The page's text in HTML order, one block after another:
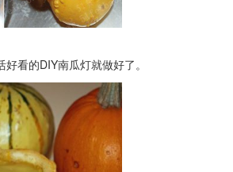
看的DIY南瓜灯就做好了。